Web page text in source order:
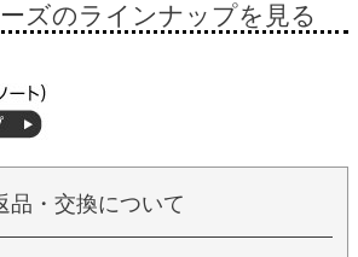
ズのラインナップを見る
品・交換について